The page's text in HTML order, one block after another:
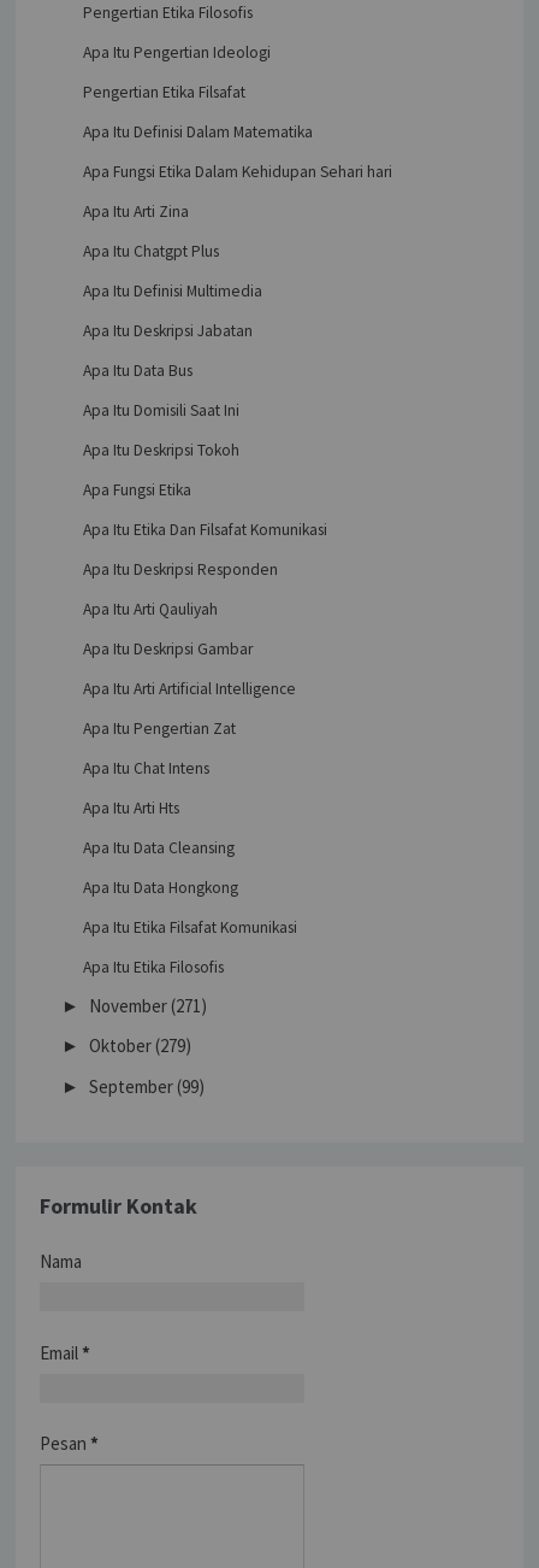
Pengertian Etika Filosofis
Apa Itu Pengertian Ideologi
Pengertian Etika Filsafat
Apa Itu Definisi Dalam Matematika
Apa Fungsi Etika Dalam Kehidupan Sehari hari
Apa Itu Arti Zina
Apa Itu Chatgpt Plus
Apa Itu Definisi Multimedia
Apa Itu Deskripsi Jabatan
Apa Itu Data Bus
Apa Itu Domisili Saat Ini
Apa Itu Deskripsi Tokoh
Apa Fungsi Etika
Apa Itu Etika Dan Filsafat Komunikasi
Apa Itu Deskripsi Responden
Apa Itu Arti Qauliyah
Apa Itu Deskripsi Gambar
Apa Itu Arti Artificial Intelligence
Apa Itu Pengertian Zat
Apa Itu Chat Intens
Apa Itu Arti Hts
Apa Itu Data Cleansing
Apa Itu Data Hongkong
Apa Itu Etika Filsafat Komunikasi
Apa Itu Etika Filosofis
► November (271)
► Oktober (279)
►September (99)
Formulir Kontak
Nama
Email*
Pesan*